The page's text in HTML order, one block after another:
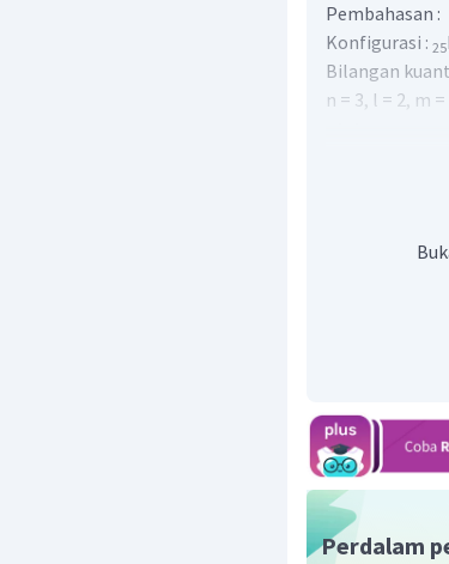
Pembahasan :
Konfigurasi : 25
Bilangan
n = 3, l = 2, m
Perdalam